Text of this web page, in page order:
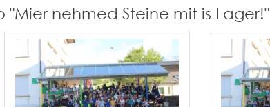
nehmed Steine mit is Lager!"